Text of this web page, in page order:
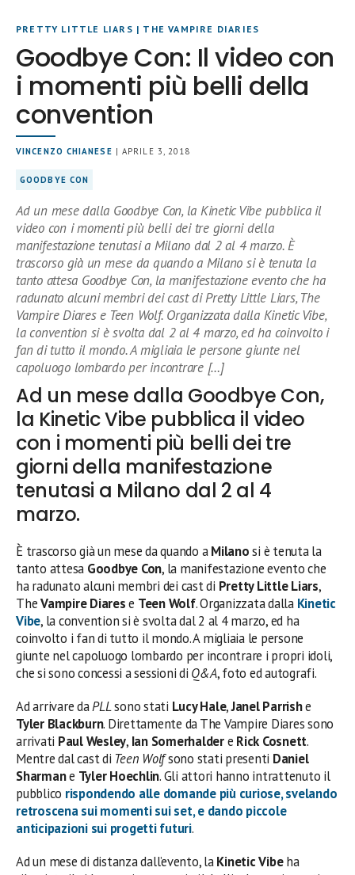
PRETTY LITTLE LIARS | THE VAMPIRE DIARIES
Goodbye Con: Il video con
i momenti più belli della
convention
VINCENZO CHIANESE | APRILE 3, 2018
GOODBYE CON
Ad un mese dalla Goodbye Con, la Kinetic Vibe pubblica il
video con i momenti più belli dei tre giorni della
manifestazione tenutasi a Milano dal 2 al 4 marzo. È
trascorso già un mese da quando a Milano si è tenuta la
tanto attesa Goodbye Con, la manifestazione evento che ha
radunato alcuni membri dei cast di Pretty Little Liars, The
Vampire Diares e Teen Wolf. Organizzata dalla Kinetic Vibe,
la convention si è svolta dal 2 al 4 marzo, ed ha coinvolto i
fan di tutto il mondo. A migliaia le persone giunte nel
capoluogo lombardo per incontrare […]
Ad un mese dalla Goodbye Con,
la Kinetic Vibe pubblica il video
con i momenti più belli dei tre
giorni della manifestazione
tenutasi a Milano dal 2 al 4
marzo.
È trascorso già un mese da quando aMilanosi è tenuta la
tanto attesa Goodbye Con, la manifestazione evento che
ha radunato alcuni membri dei cast di Pretty Little Liars,
TheVampire Diarese Teen Wolf. Organizzata dalla Kinetic
Vibe, la convention si è svolta dal 2 al 4 marzo, ed ha
coinvolto i fan di tutto il mondo. A migliaia le persone
giunte nel capoluogo lombardo per incontrare i propri idoli,
che si sono concessi a sessioni di Q&A, foto ed autografi.
Ad arrivare daPLLsono stati Lucy Hale,Janel Parrishe
Tyler Blackburn. Direttamente da The Vampire Diares sono
arrivati Paul Wesley, Ian Somerhaldere Rick Cosnett.
Mentre dal cast di Teen Wolfsono stati presenti Daniel
Sharmane Tyler Hoechlin. Gli attori hanno intrattenuto il
pubblico rispondendo alle domande più curiose, svelando
retroscena sui momenti sui set, e dando piccole
anticipazioni sui progetti futuri.
Ad un mese di distanza dall’evento, laKinetic Vibeha